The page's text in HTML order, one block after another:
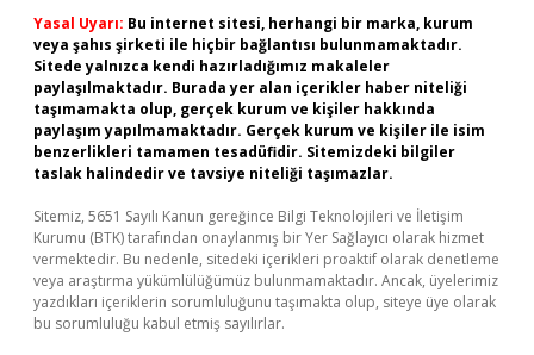
Yasal Uyarı: Bu internet sitesi, herhangi bir marka, kurum
veya şahıs şirketi ile hiçbir bağlantısı bulunmamaktadır.
Sitede yalnızca kendi hazırladığımız makaleler
paylaşılmaktadır. Burada yer alan içerikler haber niteliği
taşımamakta olup, gerçek kurum ve kişiler hakkında
paylaşım yapılmamaktadır. Gerçek kurum ve kişiler ile isim
benzerlikleri tamamen tesadüfidir. Sitemizdeki bilgiler
taslak halindedir ve tavsiye niteliği taşımazlar.
Sitemiz, 5651 Sayılı Kanun gereğince Bilgi Teknolojileri ve İletişim
Kurumu (BTK) tarafından onaylanmış bir Yer Sağlayıcı olarak hizmet
vermektedir. Bu nedenle, sitedeki içerikleri proaktif olarak denetleme
veya araştırma yükümlülüğümüz bulunmamaktadır. Ancak, üyelerimiz
yazdıkları içeriklerin sorumluluğunu taşımakta olup, siteye üye olarak
bu sorumluluğu kabul etmiş sayılırlar.